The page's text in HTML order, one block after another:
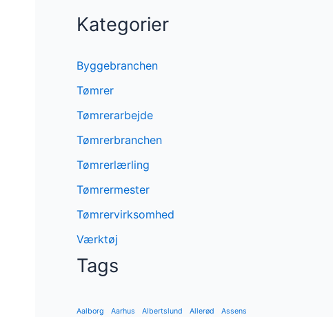
Kategorier
Byggebranchen
Tømrer
Tømrerarbejde
Tømrerbranchen
Tømrerlærling
Tømrermester
Tømrervirksomhed
Værktøj
Tags
Aalborg Aarhus Albertslund Allerød Assens